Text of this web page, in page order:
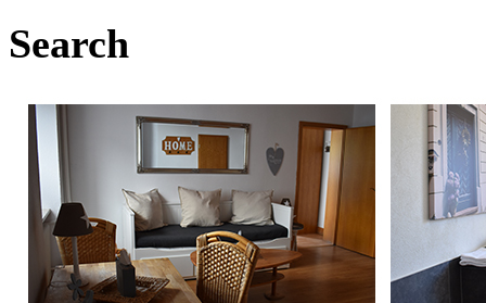
Search